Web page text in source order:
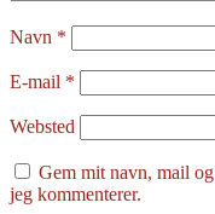
Navn *
E-mail *
Websted
Gem mit navn, mail
jeg kommenterer.